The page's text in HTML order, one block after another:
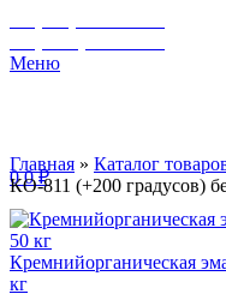
Меню
00₽
Главная » Каталог
КО-811 (+200 градусов)
Кремнийорганическая
кг